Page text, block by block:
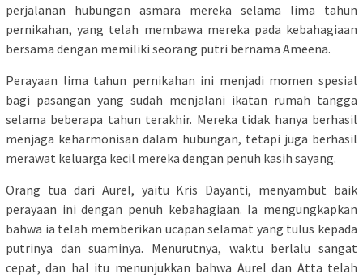
perjalanan hubungan asmara mereka selama lima tahun
pernikahan, yang telah membawa mereka pada kebahagiaan
bersama dengan memiliki seorang putri bernama Ameena.
Perayaan lima tahun pernikahan ini menjadi momen spesial
bagi pasangan yang sudah menjalani ikatan rumah tangga
selama beberapa tahun terakhir. Mereka tidak hanya berhasil
menjaga keharmonisan dalam hubungan, tetapi juga berhasil
merawat keluarga kecil mereka dengan penuh kasih sayang.
Orang tua dari Aurel, yaitu Kris Dayanti, menyambut baik
perayaan ini dengan penuh kebahagiaan. Ia mengungkapkan
bahwa ia telah memberikan ucapan selamat yang tulus kepada
putrinya dan suaminya. Menurutnya, waktu berlalu sangat
cepat, dan hal itu menunjukkan bahwa Aurel dan Atta telah